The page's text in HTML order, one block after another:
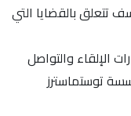
تتعلق بالقضايا التي
الإلقاء والتواصل
توستماسترز